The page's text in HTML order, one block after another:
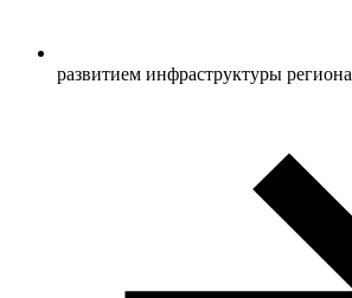
развитием инфраструктуры региона